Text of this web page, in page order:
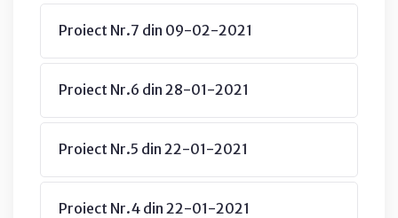
Proiect Nr.7 din 09-02-2021
Proiect Nr.6 din 28-01-2021
Proiect Nr.5 din 22-01-2021
Proiect Nr.4 din 22-01-2021